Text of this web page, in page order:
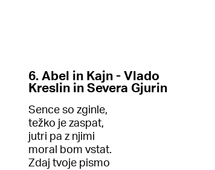
6. Abel in Kajn - Vlado
Kreslin in Severa Gjurin
Sence so zginle,
težko je zaspat,
jutri pa z njimi
moral bom vstat.
Zdaj tvoje pismo